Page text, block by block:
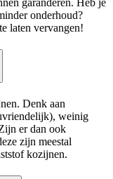
onderhoud?
laten vervangen!
Denk aan
weinig
er dan ook
zijn meestal
kozijnen.